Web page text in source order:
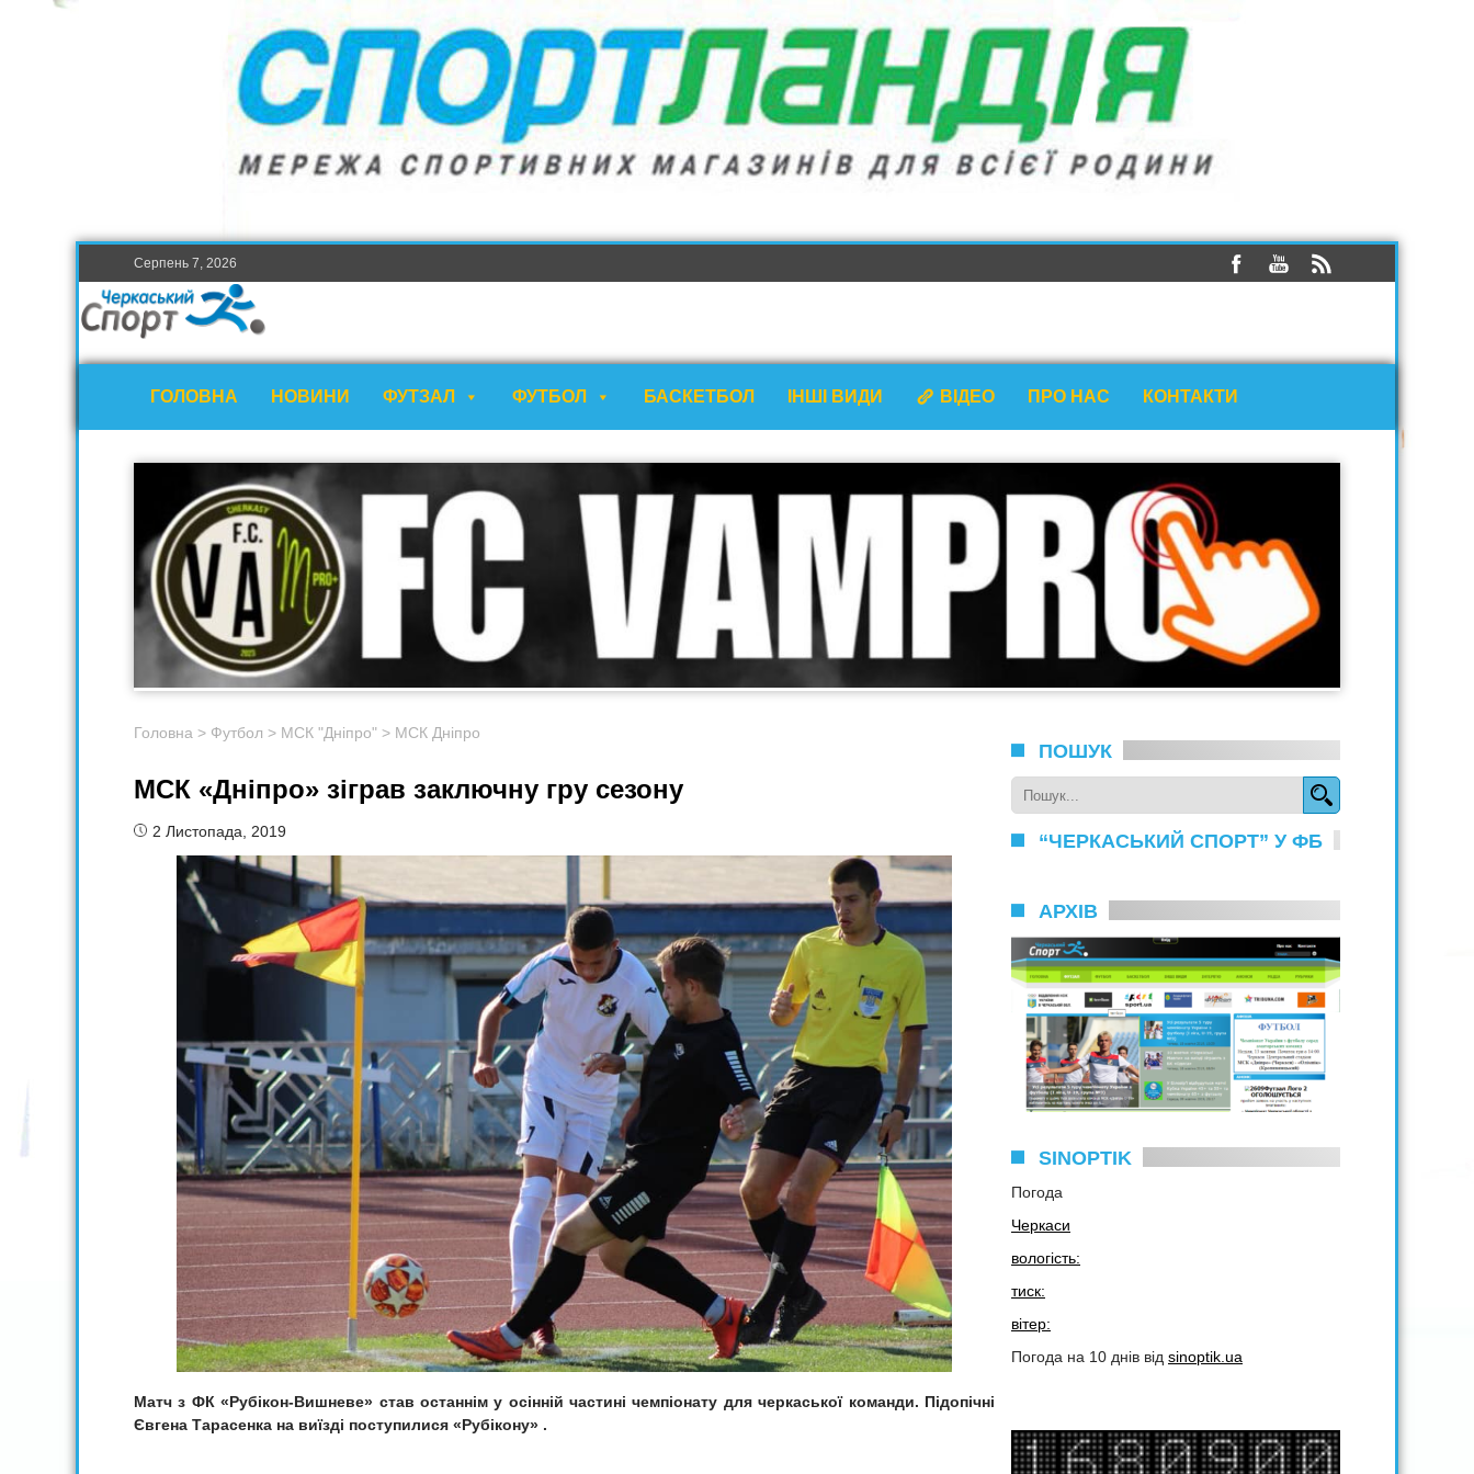
Серпень 7, 2026
ГОЛОВНА НОВИНИ ФУТЗАЛ ФУТБОЛ БАСКЕТБОЛ ІНШІ ВИДИ ВІДЕО ПРО НАС КОНТАКТИ
Головна > Футбол > МСК "Дніпро" > МСК Дніпро
МСК «Дніпро» зіграв заключну гру сезону
2 Листопада, 2019
Матч з ФК «Рубікон-Вишневе» став останнім у осінній частині чемпіонату для черкаської команди. Підопічні
Євгена Тарасенка на виїзді поступилися «Рубікону» .
ПОШУК
“ЧЕРКАСЬКИЙ СПОРТ” У ФБ
АРХІВ
SINOPTIK
Погода
Черкаси
вологість:
тиск:
вітер:
Погода на 10 днів від sinoptik.ua